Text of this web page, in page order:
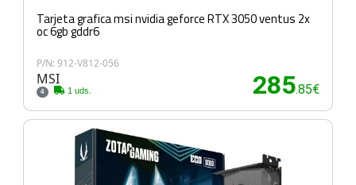
Tarjeta grafica msi nvidia geforce RTX 3050 ventus 2x
oc 6gb gddr6
P/N: 912-V812-056
MSI
4 1 uds. 285.85€